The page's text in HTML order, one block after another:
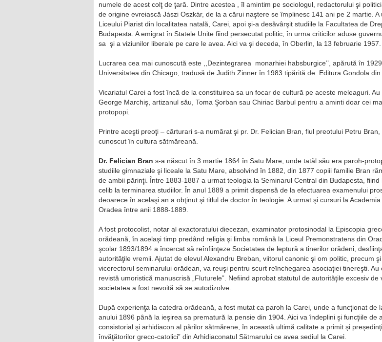
numele de acest colţ de ţară. Dintre acestea , îl amintim pe sociologul, redactorului şi
de origine evreiască Jászi Oszkár, de la a cărui naştere se împlinesc 141 ani pe 2 martie. A
Liceului Piarist din localitatea natală, Carei, apoi şi-a desăvârşit studiile la Facultatea de
Budapesta. A emigrat în Statele Unite fiind persecutat politic, în urma criticilor aduse
sa şi a viziunilor liberale pe care le avea. Aici va şi deceda, în Oberlin, la 13 februarie 1957.
Lucrarea cea mai cunoscută este ,,Dezintegrarea monarhiei habsburgice’’, apărută în
Universitatea din Chicago, tradusă de Judith Zinner în 1983 tipărită de Editura Gondola din
Vicariatul Carei a fost încă de la constituirea sa un focar de cultură pe aceste meleaguri.
George Marchiş, artizanul său, Toma Şorban sau Chiriac Barbul pentru a aminti doar cei
protopopi.
Printre aceşti preoţi – cărturari s-a numărat şi pr. Dr. Felician Bran, fiul preotului Petru
cunoscut în cultura sătmăreană.
Dr. Felician Bran s-a născut în 3 martie 1864 în Satu Mare, unde tatăl său era paroh-
studiile gimnaziale şi liceale la Satu Mare, absolvind în 1882, din 1877 copiii familie Bran
de ambii părinţi. Între 1883-1887 a urmat teologia la Seminarul Central din Budapesta, fiind
celib la terminarea studiilor. În anul 1889 a primit dispensă de la efectuarea examenului
deoarece în acelaşi an a obţinut şi titlul de doctor în teologie. A urmat şi cursuri la
Oradea între anii 1888-1889.
A fost protocolist, notar al exactoratului diecezan, examinator protosinodal la Episcopia
orădeană, în acelaşi timp predând religia şi limba română la Liceul Premonstratens din
şcolar 1893/1894 a încercat să reînfiinţeze Societatea de leptură a tinerilor orădeni,
autorităţile vremii. Ajutat de elevul Alexandru Breban, viitorul canonic şi om politic, precum şi
vicerectorul seminarului orădean, va reuşi pentru scurt reînchegarea asociaţiei tinereşti. Au
revistă umoristică manuscrisă „Fluturele”. Nefiind aprobat statutul de autorităţile excesiv de
societatea a fost nevoită să se autodizolve.
După experienţa la catedra orădeană, a fost mutat ca paroh la Carei, unde a funcţionat de
anului 1896 până la ieşirea sa prematură la pensie din 1904. Aici va îndeplini şi funcţiile de
consistorial şi arhidiacon al părilor sătmărene, în această ultimă calitate a primit şi
învăţătorilor greco-catolici” din Arhidiaconatul Sătmarului ce avea sediul la Carei.